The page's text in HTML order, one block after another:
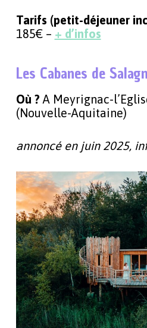
Tarifs (petit-déjeuner
185€ – + d’infos
Les Cabanes de
Où ? A Meyrignac-
(Nouvelle-Aquitaine)
annoncé en juin 2025,